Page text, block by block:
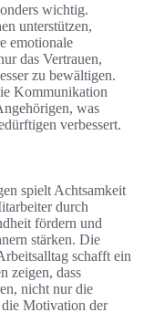
wichtig.
unterstützen,
emotionale
das Vertrauen,
zu bewältigen.
Kommunikation
was
verbessert.
spielt Achtsamkeit
durch
fördern und
stärken. Die
schafft ein
zeigen, dass
nicht nur die
Motivation der